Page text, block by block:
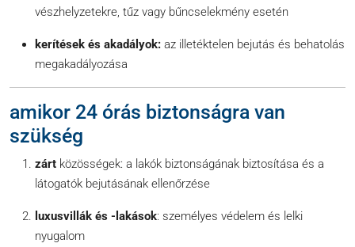
vészhelyzetekre, tűz vagy bűncselekmény esetén
kerítések és akadályok: az illetéktelen bejutás és behatolás
megakadályozása
amikor 24 órás biztonságra van
szükség
zárt közösségek: a lakók biztonságának biztosítása és a
látogatók bejutásának ellenőrzése
luxusvillák és -lakások: személyes védelem és lelki
nyugalom